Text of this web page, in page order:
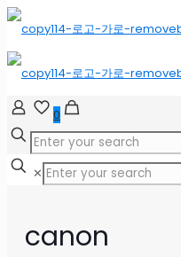
0
✕
canon